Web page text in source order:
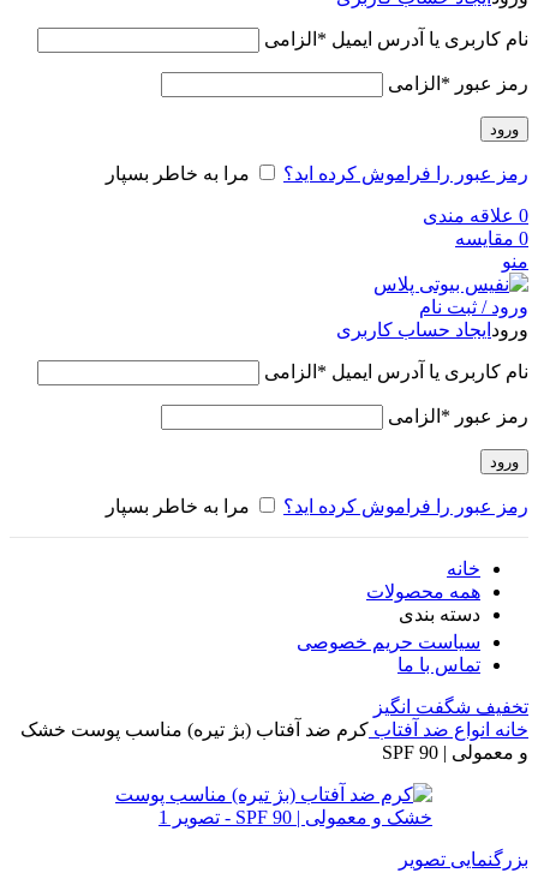
نام کاربری یا آدرس ایمیل * الزامی
رمز عبور * الزامی
ورود
رمز عبور را فراموش کرده اید؟ مرا به خاطر بسپار
0 علاقه مندی
0 مقایسه
منو
ورود / ثبت نام
ورود ایجاد حساب کاربری
نام کاربری یا آدرس ایمیل * الزامی
رمز عبور * الزامی
ورود
رمز عبور را فراموش کرده اید؟ مرا به خاطر بسپار
خانه
همه محصولات
دسته بندی
سیاست حریم خصوصی
تماس با ما
تخفیف شگفت انگیز
خانه انواع ضد آفتاب کرم ضد آفتاب (بژ تیره) مناسب پوست خشک
و معمولی | SPF 90
بزرگنمایی تصویر